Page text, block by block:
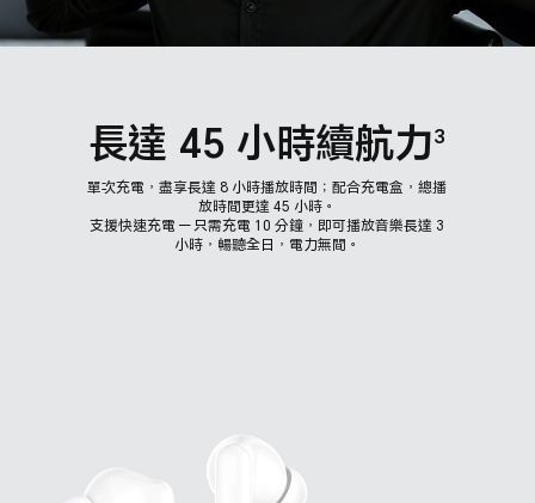
長達 45 小時續航力3
單次充電，盡享長達 8 小時播放時間；配合充電盒，總播
放時間更達 45 小時。
支援快速充電 — 只需充電 10 分鐘，即可播放音樂長達 3
小時，暢聽全日，電力無間。